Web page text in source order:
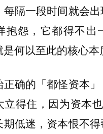
每隔一段时间就会
抱怨，它都得不出
何以至此的核心本
正确的「都怪资本
立得住，因为资本
期低迷，资本恨不